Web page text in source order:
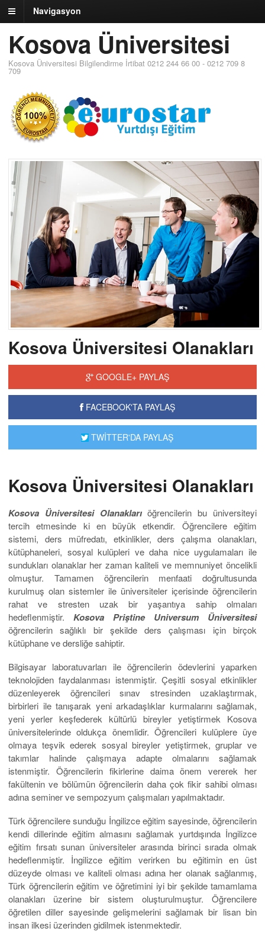
Navigasyon
Kosova Üniversitesi
Kosova Üniversitesi Bilgilendirme İrtibat 0212 244 66 00 - 0212 709 8
709
Kosova Üniversitesi Olanakları
GOOGLE+ PAYLAŞ
FACEBOOK'TA PAYLAŞ
TWİTTER'DA PAYLAŞ
Kosova Üniversitesi Olanakları
Kosova Üniversitesi Olanaklarıöğrencilerin bu üniversiteyi
tercih etmesinde ki en büyük etkendir. Öğrencilere eğitim
sistemi, ders müfredatı, etkinlikler, ders çalışma olanakları,
kütüphaneleri, sosyal kulüpleri ve daha nice uygulamaları ile
sundukları olanaklar her zaman kaliteli ve memnuniyet öncelikli
olmuştur. Tamamen öğrencilerin menfaati doğrultusunda
kurulmuş olan sistemler ile üniversiteler içerisinde öğrencilerin
rahat ve stresten uzak bir yaşantıya sahip olmaları
hedeflenmiştir. Kosova Priştine Universum Üniversitesi
öğrencilerin sağlıklı bir şekilde ders çalışması için birçok
kütüphane ve dersliğe sahiptir.
Bilgisayar laboratuvarları ile öğrencilerin ödevlerini yaparken
teknolojiden faydalanması istenmiştir. Çeşitli sosyal etkinlikler
düzenleyerek öğrencileri sınav stresinden uzaklaştırmak,
birbirleri ile tanışarak yeni arkadaşlıklar kurmalarını sağlamak,
yeni yerler keşfederek kültürlü bireyler yetiştirmek Kosova
üniversitelerinde oldukça önemlidir. Öğrencileri kulüplere üye
olmaya teşvik ederek sosyal bireyler yetiştirmek, gruplar ve
takımlar halinde çalışmaya adapte olmalarını sağlamak
istenmiştir. Öğrencilerin fikirlerine daima önem vererek her
fakültenin ve bölümün öğrencilerin daha çok fikir sahibi olması
adına seminer ve sempozyum çalışmaları yapılmaktadır.
Türk öğrencilere sunduğu İngilizce eğitim sayesinde, öğrencilerin
kendi dillerinde eğitim almasını sağlamak yurtdışında İngilizce
eğitim fırsatı sunan üniversiteler arasında birinci sırada olmak
hedeflenmiştir. İngilizce eğitim verirken bu eğitimin en üst
düzeyde olması ve kaliteli olması adına her olanak sağlanmış,
Türk öğrencilerin eğitim ve öğretimini iyi bir şekilde tamamlama
olanakları üzerine bir sistem oluşturulmuştur. Öğrencilere
öğretilen diller sayesinde gelişmelerini sağlamak bir lisan bin
insan ilkesi üzerinden gidilmek istenmektedir.